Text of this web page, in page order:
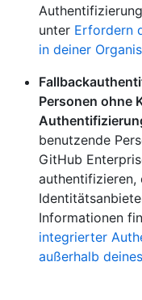
unter Erfordern
in deiner
Personen ohne
benutzende
GitHub
authentifizieren,
Informationen
integrierter
außerhalb